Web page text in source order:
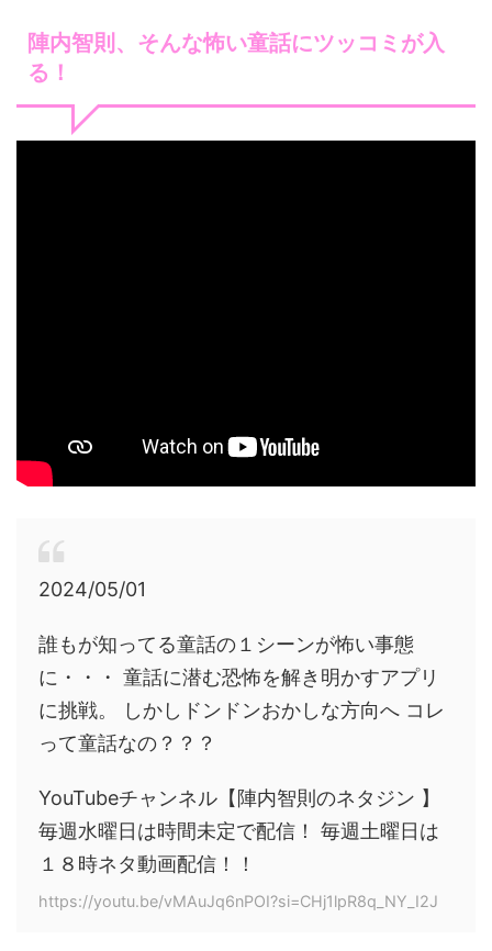
陣内智則、そんな怖い童話にツッコミが入
る！
2024/05/01
誰もが知ってる童話の１シーンが怖い事態
に・・・ 童話に潜む恐怖を解き明かすアプリ
に挑戦。 しかしドンドンおかしな方向へ コレ
って童話なの？？？
YouTubeチャンネル【陣内智則のネタジン 】
毎週水曜日は時間未定で配信！ 毎週土曜日は
１８時ネタ動画配信！！
https://youtu.be/vMAuJq6nPOI?si=CHj1lpR8q_NY_I2J